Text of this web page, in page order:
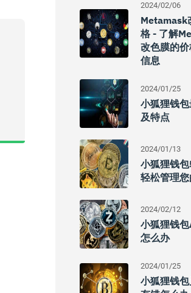
2024/02/06
Metamask
格 - 了解
改色膜的
信息
2024/01/25
小狐狸钱
及特点
2024/01/13
小狐狸钱
轻松管理
2024/02/12
小狐狸钱
怎么办
2024/01/25
小狐狸钱